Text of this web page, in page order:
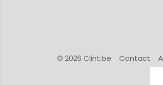
© 2026 Clint.be Contact